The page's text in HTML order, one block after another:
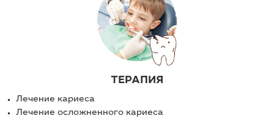
ТЕРАПИЯ
Лечение кариеса
Лечение осложненного кариеса